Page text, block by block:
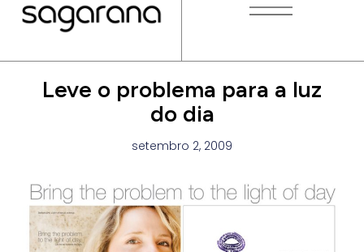
Leve o problema para a luz
do dia
setembro 2, 2009